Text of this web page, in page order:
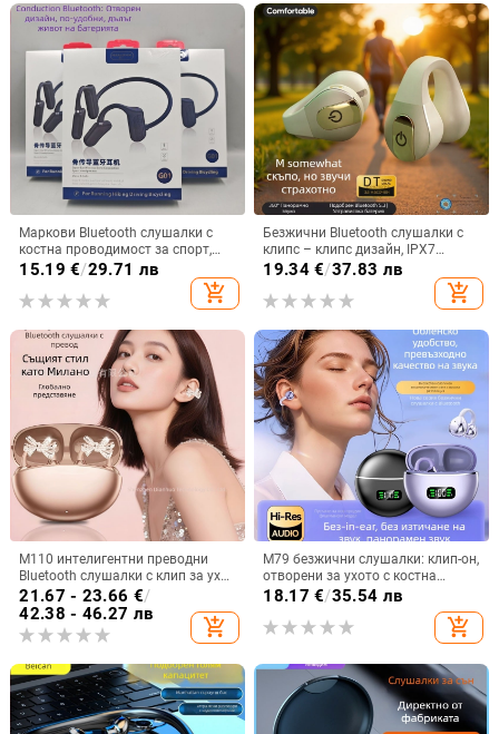
Маркови Bluetooth слушалки с
костна проводимост за спорт,
безжични, с висящ дизайн
15.19 €/29.71 лв
add_shopping_cart
Безжични Bluetooth слушалки с
клипс – клипс дизайн, IPX7
водоустойчивост, Bluetooth 5.4,
обхват 15 м, живот на батерията
над 8 ч
19.34€/37.83 лв
add_shopping_cart
M110 интелигентни преводни
Bluetooth слушалки с клип за ухо
и диамантено копче — лукс и
спортен стил, DIY аксесоари
21.67 - 23.66 €/
42.38 - 46.27 лв
add_shopping_cart
M79 безжични слушалки: клип-он,
отворени за ухото с костна
проводимост, истински
безжични, Bluetooth 5.4, IPX6
водоустойчиви, до 4 часа работа
18.17 €/35.54 лв
add_shopping_cart